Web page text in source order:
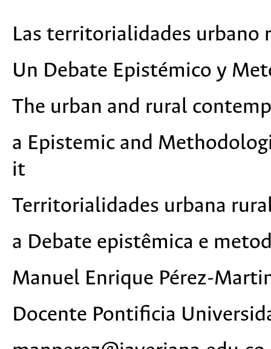
Las territorialidades urbano
Un Debate Epistémico y
The urban and rural
a Epistemic and
it
Territorialidades urbana
a Debate epistêmica e
Manuel Enrique Pérez-
Docente Pontificia